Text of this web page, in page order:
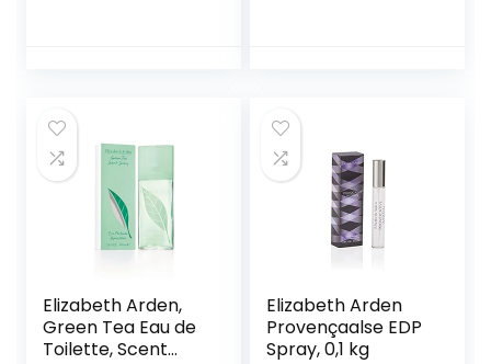
Elizabeth Arden,
Green Tea Eau de
Toilette, Scent
Elizabeth Arden
Provençaalse EDP
Spray, 0,1 kg